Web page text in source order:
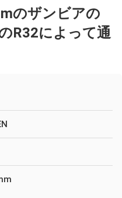
のザンビアの
R32によって通